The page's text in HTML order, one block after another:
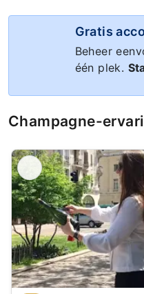
Gratis
Beheer
één plek.
Champagne-